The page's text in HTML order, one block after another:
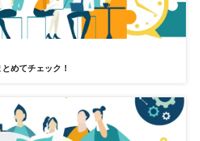
ラム
めてチェック！